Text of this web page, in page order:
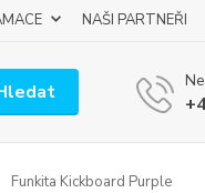
NAŠI PARTNEŘI
Funkita Kickboard Purple